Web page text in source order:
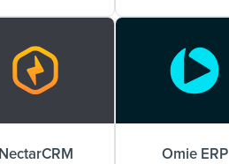
NectarCRM Omie ERP